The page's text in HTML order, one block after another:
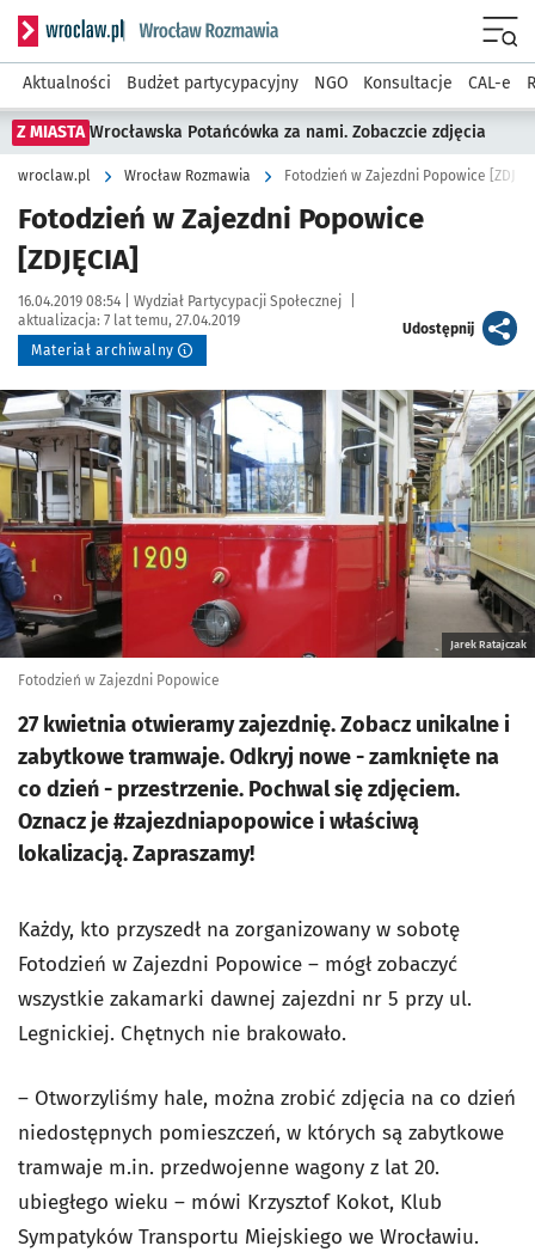
Serwis informacyjny wroclaw.pl podserwis: Rozmawia
Aktualności Budżet partycypacyjny NGO Konsultacje CAL-e
Z MIASTA Wrocławska Potańcówka za nami. Zobaczcie zdjęcia
wroclaw.pl Wrocław Rozmawia Fotodzień w Zajezdni Popowice
Fotodzień w Zajezdni Popowice
[ZDJĘCIA]
Data publikacji:
16.04.2019 08:54 | Autor:
Wydział Partycypacji Społecznej
aktualizacja: 7 lat temu, 27.04.2019
Materiał archiwalny
Udostępnijartykuł
Kliknij, aby powiększyć
Jarek Ratajczak
Fotodzień w Zajezdni Popowice
27 kwietnia otwieramy zajezdnię. Zobacz unikalne i
zabytkowe tramwaje. Odkryj nowe - zamknięte na
co dzień - przestrzenie. Pochwal się zdjęciem.
Oznacz je #zajezdniapopowice i właściwą
lokalizacją. Zapraszamy!
Każdy, kto przyszedł na zorganizowany w sobotę
Fotodzień w Zajezdni Popowice – mógł zobaczyć
wszystkie zakamarki dawnej zajezdni nr 5 przy ul.
Legnickiej. Chętnych nie brakowało.
– Otworzyliśmy hale, można zrobić zdjęcia na co dzień
niedostępnych pomieszczeń, w których są zabytkowe
tramwaje m.in. przedwojenne wagony z lat 20.
ubiegłego wieku – mówi Krzysztof Kokot, Klub
Sympatyków Transportu Miejskiego we Wrocławiu.